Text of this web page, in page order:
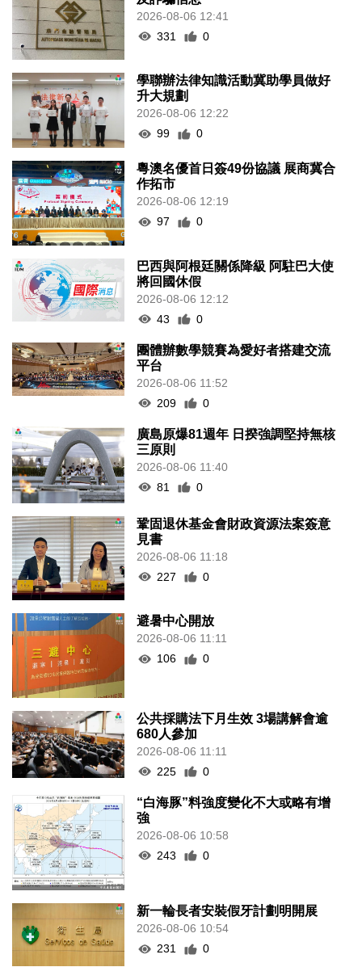
2026-08-06 12:41
331
0
學聯辦法律知識活動冀助學員做好
升大規劃
2026-08-06 12:22
99
0
粵澳名優首日簽49份協議 展商冀合
作拓市
2026-08-06 12:19
97
0
巴西與阿根廷關係降級 阿駐巴大使
將回國休假
2026-08-06 12:12
43
0
團體辦數學競賽為愛好者搭建交流
平台
2026-08-06 11:52
209
0
廣島原爆81週年 日揆強調堅持無核
三原則
2026-08-06 11:40
81
0
鞏固退休基金會財政資源法案簽意
見書
2026-08-06 11:18
227
0
避暑中心開放
2026-08-06 11:11
106
0
公共採購法下月生效 3場講解會逾
680人參加
2026-08-06 11:11
225
0
“白海豚”料強度變化不大或略有增
強
2026-08-06 10:58
243
0
新一輪長者安裝假牙計劃明開展
2026-08-06 10:54
231
0